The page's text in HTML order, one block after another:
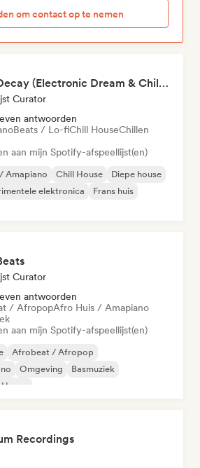
om contact op te nemen
Aaron Decay (Electronic Dream & Chill Electronic Dream playlists)
Curator
antwoorden
Beats / Lo-fiChill HouseChillen
aan mijn Spotify-afspeellijst(en)
Amapiano Chill House
Diepe house
elektronica
Frans huis
Curator
antwoorden
/ AfropopAfro Huis / Amapiano
aan mijn Spotify-afspeellijst(en)
Afrobeat / Afropop
Omgeving
Basmuziek
Recordings